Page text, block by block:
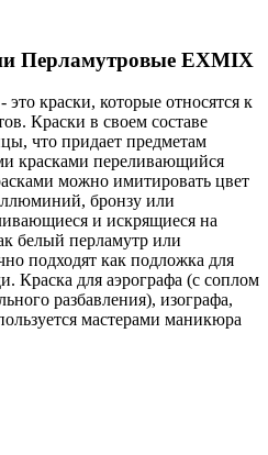
Перламутровые EXMIX
краски, которые относятся к
Краски в своем составе
что придает предметам
красками переливающийся
можно имитировать цвет
бронзу или
и искрящиеся на
белый перламутр или
подходят как подложка для
Краска для аэрографа (с соплом
разбавления), изографа,
мастерами маникюра